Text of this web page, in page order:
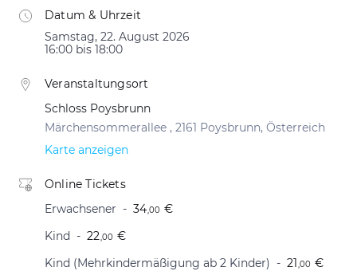
Datum & Uhrzeit
Samstag, 22. August 2026
16:00 bis 18:00
Veranstaltungsort
Schloss Poysbrunn
Märchensommerallee , 2161 Poysbrunn, Österreich
Karte anzeigen
Online Tickets
Erwachsener
34,00 €
Kind
22,00 €
Kind (Mehrkindermäßigung ab 2 Kinder)
21,00 €